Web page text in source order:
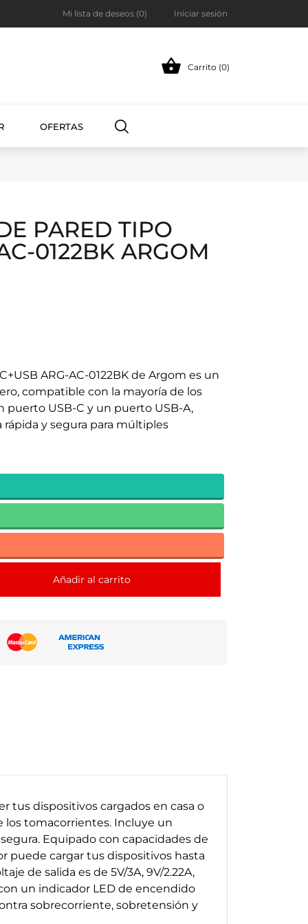
Mi lista de deseos (0) Iniciar sesión
 Carrito (0)
OFERTAS
PARED TIPO
0122BK ARGOM
ARG-AC-0122BK de Argom es un
compatible con la mayoría de los
USB-C y un puerto USB-A,
y segura para múltiples
Añadir al carrito
tus dispositivos cargados en casa o
los tomacorrientes. Incluye un
Equipado con capacidades de
puede cargar tus dispositivos hasta
de salida es de 5V/3A, 9V/2.22A,
con un indicador LED de encendido
sobrecorriente, sobretensión y